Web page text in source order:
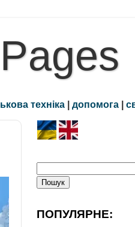
техніка | допомога |
ПОПУЛЯРНЕ: